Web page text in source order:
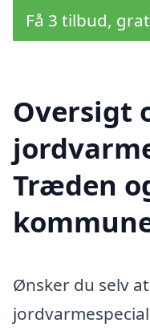
Få 3 tilbud,
Oversigt
Træden
Ønsker du selv